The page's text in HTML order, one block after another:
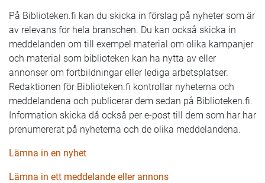
På Biblioteken.fi kan du skicka in förslag på nyheter som är
av relevans för hela branschen. Du kan också skicka in
meddelanden om till exempel material om olika kampanjer
och material som biblioteken kan ha nytta av eller
annonser om fortbildningar eller lediga arbetsplatser.
Redaktionen för Biblioteken.fi kontrollar nyheterna och
meddelandena och publicerar dem sedan på Biblioteken.fi.
Information skicka då också per e-post till dem som har har
prenumererat på nyheterna och de olika meddelandena.
Lämna in en nyhet
Lämna in ett meddelande eller annons